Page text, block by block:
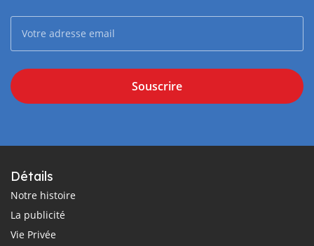
Souscrire
Détails
Notre histoire
La publicité
Vie Privée